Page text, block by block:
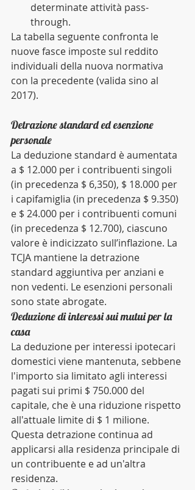
determinate attività pass-
through.
La tabella seguente confronta le
nuove fasce imposte sul reddito
individuali della nuova normativa
con la precedente (valida sino al
2017).
Detrazione standard ed esenzione
personale
La deduzione standard è aumentata
a $ 12.000 per i contribuenti singoli
(in precedenza $ 6,350), $ 18.000 per
i capifamiglia (in precedenza $ 9.350)
e $ 24.000 per i contribuenti comuni
(in precedenza $ 12.700), ciascuno
valore è indicizzato sull’inflazione. La
TCJA mantiene la detrazione
standard aggiuntiva per anziani e
non vedenti. Le esenzioni personali
sono state abrogate.
Deduzione di interessi sui mutui per la
casa
La deduzione per interessi ipotecari
domestici viene mantenuta, sebbene
l'importo sia limitato agli interessi
pagati sui primi $ 750.000 del
capitale, che è una riduzione rispetto
all'attuale limite di $ 1 milione.
Questa detrazione continua ad
applicarsi alla residenza principale di
un contribuente e ad un'altra
residenza.